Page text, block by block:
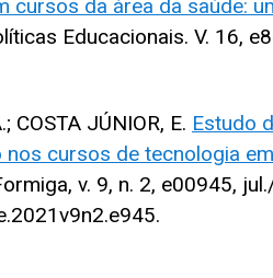
cursos da área da saúde:
Educacionais. V. 16,
COSTA JÚNIOR, E. Estudo
cursos de tecnologia
v. 9, n. 2, e00945,